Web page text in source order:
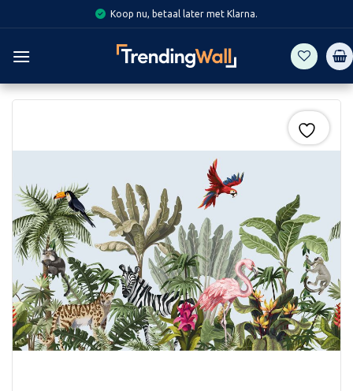
to
content
Koop nu, betaal later met Klarna.